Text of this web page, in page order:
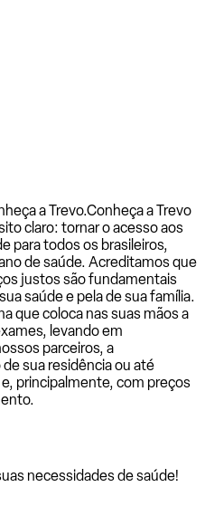
a Trevo.Conheça a Trevo
claro: tornar o acesso aos
para todos os brasileiros,
de saúde. Acreditamos que
justos são fundamentais
saúde e pela de sua família.
que coloca nas suas mãos a
levando em
parceiros, a
sua residência ou até
principalmente, com preços
necessidades de saúde!